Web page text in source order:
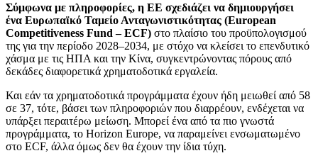
Σύμφωνα με πληροφορίες, η ΕΕ σχεδιάζει να δημιουργήσει
ένα Ευρωπαϊκό Ταμείο Ανταγωνιστικότητας (European
Competitiveness Fund – ECF) στο πλαίσιο του προϋπολογισμού
της για την περίοδο 2028–2034, με στόχο να κλείσει το επενδυτικό
χάσμα με τις ΗΠΑ και την Κίνα, συγκεντρώνοντας πόρους από
δεκάδες διαφορετικά χρηματοδοτικά εργαλεία.
Και εάν τα χρηματοδοτικά προγράμματα έχουν ήδη μειωθεί από 58
σε 37, τότε, βάσει των πληροφοριών που διαρρέουν, ενδέχεται να
υπάρξει περαιτέρω μείωση. Μπορεί ένα από τα πιο γνωστά
προγράμματα, το Horizon Europe, να παραμείνει ενσωματωμένο
στο ECF, άλλα όμως δεν θα έχουν την ίδια τύχη.